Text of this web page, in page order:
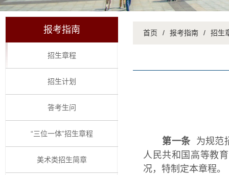
报考指南
招生章程
招生计划
答考生问
“三位一体”招生章程
美术类招生简章
首页 / 报考指南 / 招生
第一条 为规范
人民共和国高等教
况，特制定本章程。